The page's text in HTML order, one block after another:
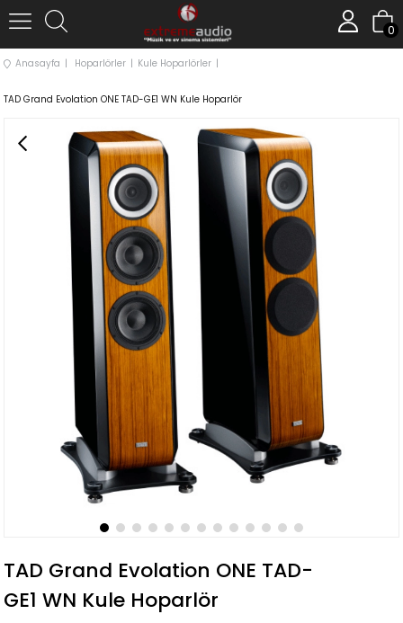
0
Anasayfa Hoparlörler Kule Hoparlörler
TAD Grand Evolation ONE TAD-GE1 WN Kule Hoparlör
TAD Grand Evolation ONE TAD-
GE1 WN Kule Hoparlör